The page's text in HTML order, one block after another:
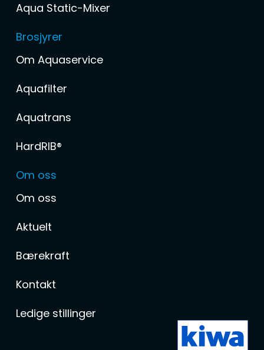
Aqua Static-Mixer
Brosjyrer
Om Aquaservice
Aquafilter
Aquatrans
HardRIB®
Om oss
Om oss
Aktuelt
Bærekraft
Kontakt
Ledige stillinger